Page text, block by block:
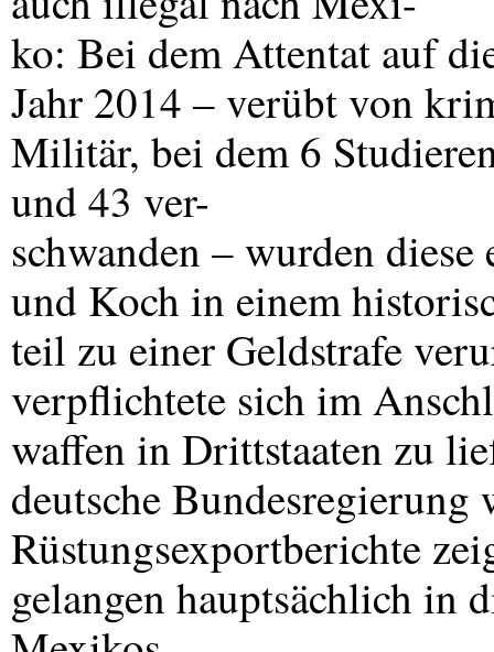
ko: Bei dem Attentat auf
Jahr 2014 – verübt von
Militär, bei dem 6
und 43 ver-
schwanden – wurden
und Koch in einem
teil zu einer Geldstrafe
verpflichtete sich im
waffen in Drittstaaten zu
deutsche
Rüstungsexportberichte
gelangen hauptsächlich in